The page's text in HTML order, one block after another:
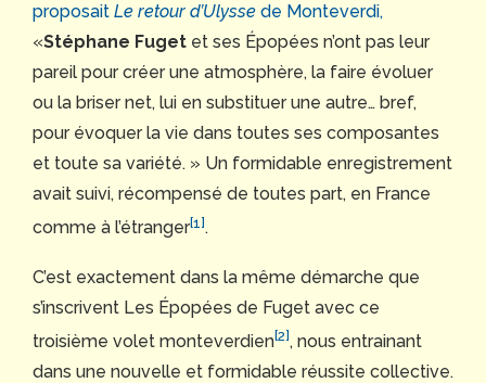
proposait Le retour d’Ulysse de Monteverdi,
«Stéphane Fuget et ses Épopées n’ont pas leur
pareil pour créer une atmosphère, la faire évoluer
ou la briser net, lui en substituer une autre… bref,
pour évoquer la vie dans toutes ses composantes
et toute sa variété. » Un formidable enregistrement
avait suivi, récompensé de toutes part, en France
comme à l’étranger[1].
C’est exactement dans la même démarche que
s’inscrivent Les Épopées de Fuget avec ce
troisième volet monteverdien[2], nous entrainant
dans une nouvelle et formidable réussite collective.